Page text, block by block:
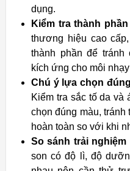
dụng.
Kiểm tra thành
thương hiệu cao
thành phần để
kích ứng cho môi
Chú ý lựa chọn
Kiểm tra sắc tố da và
chọn đúng màu,
hoàn toàn so với khi
So sánh trải
son có độ lì, độ